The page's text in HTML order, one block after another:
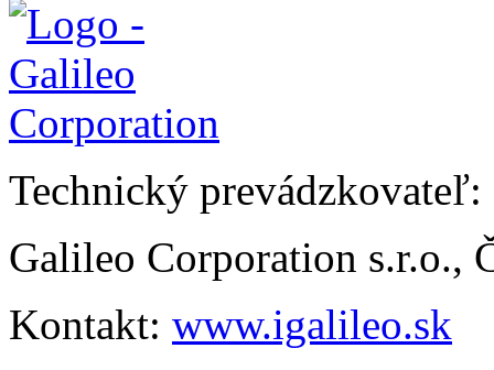
Technický prevádzkovateľ:
Galileo Corporation s.r.o.,
Kontakt: www.igalileo.sk